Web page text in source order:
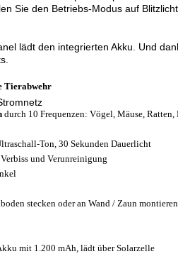
Sie den Betriebs-Modus auf
lädt den integrierten Akku. Und
Tierabwehr
durch 10 Frequenzen: Vögel, Mäuse,
Ton, 30 Sekunden Dauerlicht
und Verunreinigung
stecken oder an Wand / Zaun montieren
mit 1.200 mAh, lädt über Solarzelle